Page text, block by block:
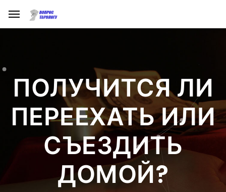
ПОЛУЧИТСЯ ЛИ
ПЕРЕЕХАТЬ ИЛИ
СЪЕЗДИТЬ
ДОМОЙ?